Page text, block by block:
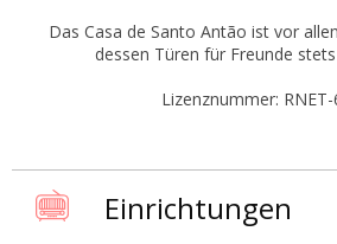
Das Casa de Santo Antão ist vor
dessen Türen für Freunde
Lizenznummer:
Einrichtungen